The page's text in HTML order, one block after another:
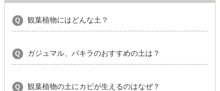
観葉植物にはどんな土？
ガジュマル、パキラのおすすめの土は？
観葉植物の土にカビが生えるのはなぜ？